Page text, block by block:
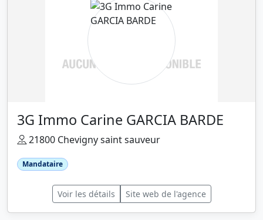
3G Immo Carine GARCIA BARDE
21800 Chevigny saint sauveur
Mandataire
Voir les détails Site web de l'agence